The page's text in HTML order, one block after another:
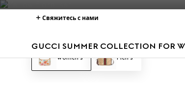
Свяжитесь с нами
GUCCI SUMMER COLLECTION FOR
Women's Men's